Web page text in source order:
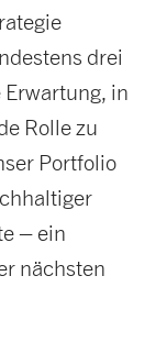
drei
in
Rolle zu
Portfolio
– ein
nächsten